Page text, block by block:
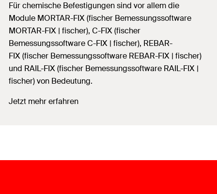
Für chemische Befestigungen sind vor allem die
Module MORTAR-FIX (fischer Bemessungssoftware
MORTAR-FIX | fischer), C-FIX (fischer
Bemessungssoftware C-FIX | fischer), REBAR-
FIX (fischer Bemessungssoftware REBAR-FIX | fischer)
und RAIL-FIX (fischer Bemessungssoftware RAIL-FIX |
fischer) von Bedeutung.
Jetzt mehr erfahren